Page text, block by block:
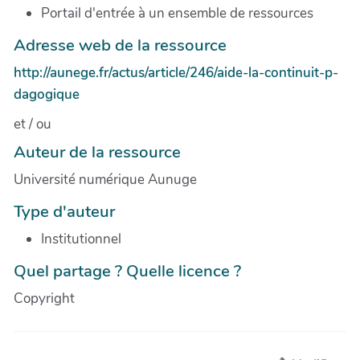
Portail d'entrée à un ensemble de ressources
Adresse web de la ressource
http://aunege.fr/actus/article/246/aide-la-continuit-p-
dagogique
et / ou
Auteur de la ressource
Université numérique Aunuge
Type d'auteur
Institutionnel
Quel partage ? Quelle licence ?
Copyright